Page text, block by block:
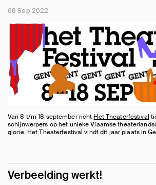
08 Sep 2022
Van 8 t/m 18 september richt Het Theaterfestival
schijnwerpers op het unieke Vlaamse
glorie. Het Theaterfestival vindt dit jaar plaats in
Verbeelding werkt!